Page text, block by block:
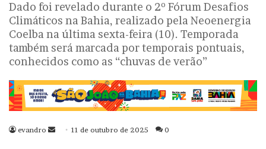
Dado foi revelado durante o 2º Fórum Desafios
Climáticos na Bahia, realizado pela Neoenergia
Coelba na última sexta-feira (10). Temporada
também será marcada por temporais pontuais,
conhecidos como as “chuvas de verão”
evandro
Mande11 de outubro de 2025 0